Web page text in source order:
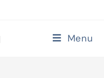
Menu